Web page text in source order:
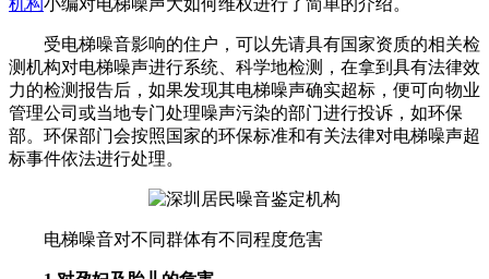
受电梯噪音影响的住户，可以先请具有国家资质的相关检
测机构对电梯噪声进行系统、科学地检测，在拿到具有法律效
力的检测报告后，如果发现其电梯噪声确实超标，便可向物业
管理公司或当地专门处理噪声污染的部门进行投诉，如环保
部。环保部门会按照国家的环保标准和有关法律对电梯噪声超
标事件依法进行处理。
电梯噪音对不同群体有不同程度危害